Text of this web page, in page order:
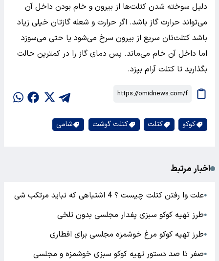
دلیل سوخته شدن کتلت‌ها از بیرون و خام بودن داخل آن
می‌‎تواند حرارت گاز باشد. اگر حرارت و شعله گازتان خیلی زیاد
باشد کتلت‌تان سریع از بیرون سرخ می‌شود یا حتی می‌سوزد
اما داخل آن خام می‌ماند. پس دمای گاز را در کمترین حالت
بگذارید تا کتلت آرام بپزد.
کوکو کتلت کتلت گوشت شامی
اخبار مرتبط
●علت وا رفتن کتلت چیست ؟ 4 اشتباهی که نباید مرتکب شی
●طرز تهیه کوکو سبزی پفدار مجلسی بدون تلخی
●طرز تهیه کوکو مرغ خوشمزه مجلسی برای افطاری
●صفر تا صد دستور تهیه کوکو سبزی خوشمزه و مجلسی